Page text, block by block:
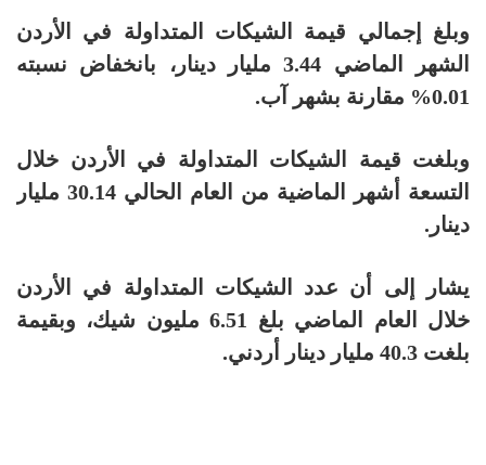
وبلغ إجمالي قيمة الشيكات المتداولة في الأردن
الشهر الماضي 3.44 مليار دينار، بانخفاض نسبته
0.01% مقارنة بشهر آب.
وبلغت قيمة الشيكات المتداولة في الأردن خلال
التسعة أشهر الماضية من العام الحالي 30.14 مليار
دينار.
يشار إلى أن عدد الشيكات المتداولة في الأردن
خلال العام الماضي بلغ 6.51 مليون شيك، وبقيمة
بلغت 40.3 مليار دينار أردني.